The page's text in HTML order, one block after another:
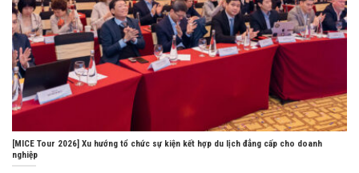
[MICE Tour 2026] Xu hướng tổ chức sự kiện kết hợp du lịch đẳng cấp cho doanh
nghiệp